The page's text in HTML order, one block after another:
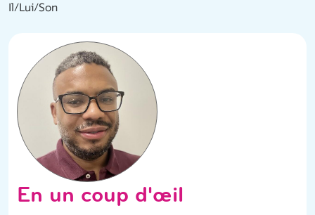
Il/Lui/Son
En un coup d'œil